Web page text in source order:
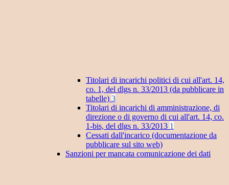
Titolari di incarichi politici di cui all'art. 14,
co. 1, del dlgs n. 33/2013 (da pubblicare in
tabelle) 3
Titolari di incarichi di amministrazione, di
direzione o di governo di cui all'art. 14, co.
1-bis, del dlgs n. 33/2013 1
Cessati dall'incarico (documentazione da
pubblicare sul sito web)
Sanzioni per mancata comunicazione dei dati